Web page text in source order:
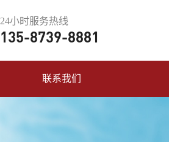
24小时服务热线
135-8739-8881
联系我们